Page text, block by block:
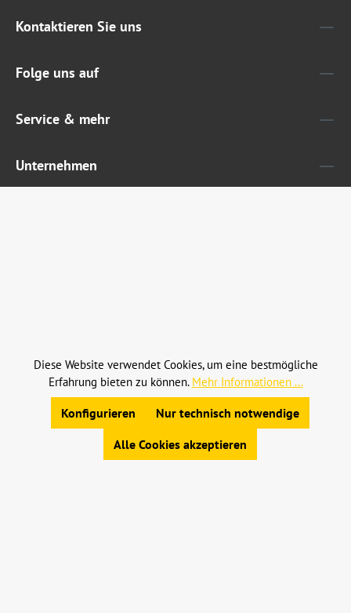
Kontaktieren Sie uns
Folge uns auf
Service & mehr
Unternehmen
© 2023 Leinweber Landtechnik GmbH & Co. KG
Allgemeine Geschäftsbedingungen|
Diese Website verwendet Cookies, um eine bestmögliche
Erfahrung bieten zu können. Mehr Informationen ...
Nur technisch notwendige
Konfigurieren
Alle Cookies akzeptieren